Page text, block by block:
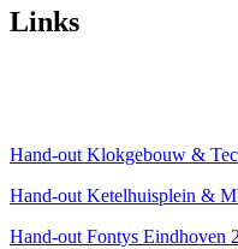
Links
Hand-out Klokgebouw &
Hand-out Ketelhuisplein &
Hand-out Fontys Eindhoven